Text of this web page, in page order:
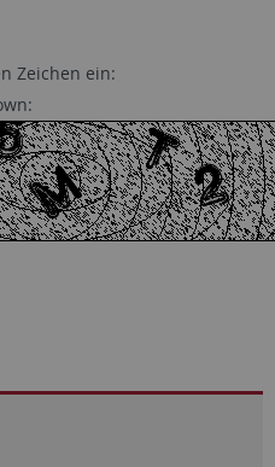
Zeichen ein: